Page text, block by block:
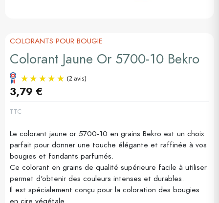
COLORANTS POUR BOUGIE
Colorant Jaune Or 5700-10 Bekro
(2 avis)
3,79 €
TTC
Le colorant jaune or 5700-10 en grains Bekro est un choix
parfait pour donner une touche élégante et raffinée à vos
bougies et fondants parfumés.
Ce colorant en grains de qualité supérieure facile à utiliser
permet d'obtenir des couleurs intenses et durables.
Il est spécialement conçu pour la coloration des bougies
en cire végétale.